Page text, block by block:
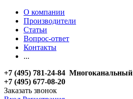
О компании
Производители
Статьи
Вопрос-ответ
Контакты
...
+7 (495) 781-24-84 Многоканальный
+7 (495) 677-08-20
Заказать звонок